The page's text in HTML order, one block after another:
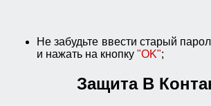
Не забудьте ввести старый
и нажать на кнопку "OK";
Защита В